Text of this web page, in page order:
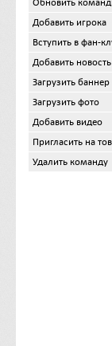
Обновить
Добавить игрока
Вступить в фан-
Добавить новость
Загрузить баннер
Загрузить фото
Добавить видео
Пригласить на
Удалить команду